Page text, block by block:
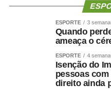
demonstrar capacidade de
“Quem pretende governar
respeitar compromissos,
aceitaram caminhar ao seu
ESPORTE 3
Quando
ameaça o
ESPORTE 4
Isenção do
pessoas
direito ainda